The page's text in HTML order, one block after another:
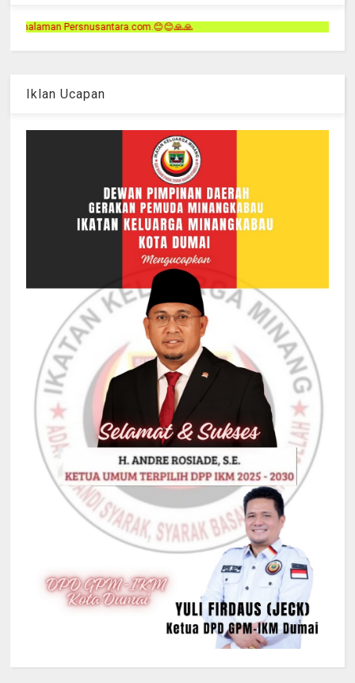
Iklan Ucapan